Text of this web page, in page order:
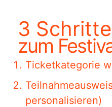
3 Schritte
zum
Ticketkategorie
personalisieren)